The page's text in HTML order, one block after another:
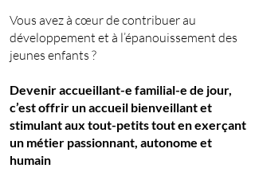
Vous avez à cœur de contribuer au
développement et à l’épanouissement des
jeunes enfants ?
Devenir accueillant-e familial-e de jour,
c’est offrir un accueil bienveillant et
stimulant aux tout-petits tout en exerçant
un métier passionnant, autonome et
humain